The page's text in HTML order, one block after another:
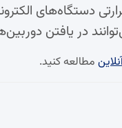
دستگاه‌های
در یافتن
مطالعه کنید.